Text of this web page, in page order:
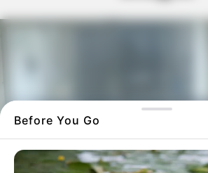
Before You Go